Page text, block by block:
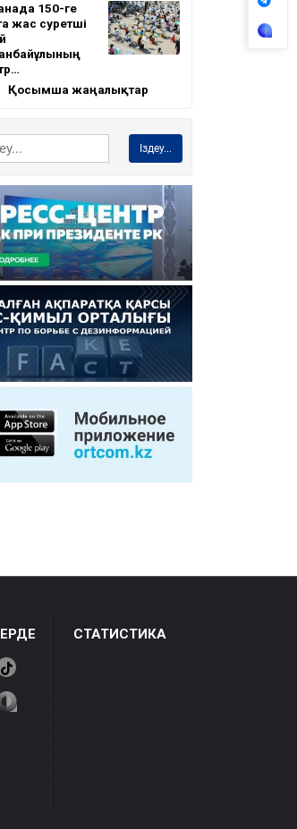
150-ге
жас суретші
Қосымша жаңалықтар
Іздеу...
СТАТИСТИКА